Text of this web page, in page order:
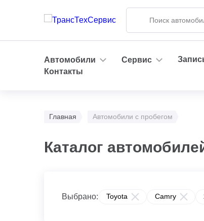
Автомобили Сервис
Контакты
Главная Автомобили с пробегом
Каталог
Выбрано: Toyota Camry